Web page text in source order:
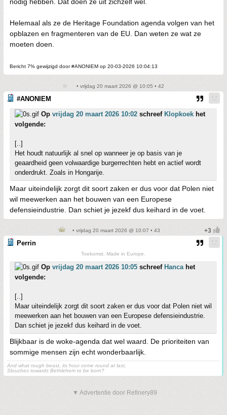
Helemaal als ze de Heritage Foundation agenda volgen van het
opblazen en fragmenteren van de EU. Dan weten ze wat ze
moeten doen.
Bericht 7% gewijzigd door #ANONIEM op 20-03-2026 10:04:13
• vrijdag 20 maart 2026 @ 10:05 • 42
#ANONIEM
Op vrijdag 20 maart 2026 10:02 schreef Klopkoek het
volgende:
[..]
Het houdt natuurlijk al snel op wanneer je op basis van je
geaardheid geen volwaardige burgerrechten hebt en actief wordt
onderdrukt. Zoals in Hongarije.
Maar uiteindelijk zorgt dit soort zaken er dus voor dat Polen niet
wil meewerken aan het bouwen van een Europese
defensieindustrie. Dan schiet je jezekf dus keihard in de voet.
• vrijdag 20 maart 2026 @ 10:07 • 43
Perrin
Toekomst. Made in Europe.
Op vrijdag 20 maart 2026 10:05 schreef Hancahet
volgende:
[..]
Maar uiteindelijk zorgt dit soort zaken er dus voor dat Polen niet wil
meewerken aan het bouwen van een Europese defensieindustrie.
Dan schiet je jezekf dus keihard in de voet.
Blijkbaar is de woke-agenda dat wel waard. De prioriteiten van
sommige mensen zijn echt wonderbaarlijk.
And what rough beast, its hour come round at last,
Slouches towards Bethlehem to be born?
▼ Advertentie door Refinery89